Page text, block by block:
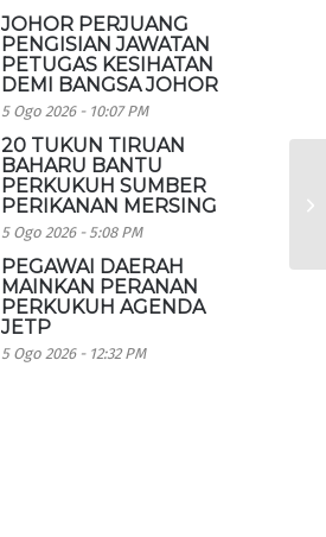
JOHOR PERJUANG
PENGISIAN JAWATAN
PETUGAS KESIHATAN
DEMI BANGSA JOHOR
5 Ogo 2026 - 10:07 PM
20 TUKUN TIRUAN
BAHARU BANTU
PERKUKUH SUMBER
PERIKANAN MERSING
5 Ogo 2026 - 5:08 PM
PEGAWAI DAERAH
MAINKAN PERANAN
PERKUKUH AGENDA
JETP
5 Ogo 2026 - 12:32 PM